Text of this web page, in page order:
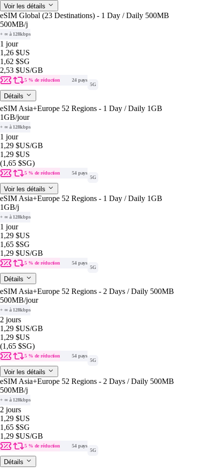
Voir les détails
eSIM Global (23 Destinations) - 1 Day / Daily 500MB
500MB/j
+ ∞ à 128kbps
1 jour
1,26 $US
1,62 $SG
2,53 $US/GB
5 % de réduction
24 pays
5G
Détails
eSIM Asia+Europe 52 Regions - 1 Day / Daily 1GB
1GB/jour
+ ∞ à 128kbps
1 jour
1,29 $US/GB
1,29 $US
(1,65 $SG)
5 % de réduction
54 pays
5G
Voir les détails
eSIM Asia+Europe 52 Regions - 1 Day / Daily 1GB
1GB/j
+ ∞ à 128kbps
1 jour
1,29 $US
1,65 $SG
1,29 $US/GB
5 % de réduction
54 pays
5G
Détails
eSIM Asia+Europe 52 Regions - 2 Days / Daily 500MB
500MB/jour
+ ∞ à 128kbps
2 jours
1,29 $US/GB
1,29 $US
(1,65 $SG)
5 % de réduction
54 pays
5G
Voir les détails
eSIM Asia+Europe 52 Regions - 2 Days / Daily 500MB
500MB/j
+ ∞ à 128kbps
2 jours
1,29 $US
1,65 $SG
1,29 $US/GB
5 % de réduction
54 pays
5G
Détails